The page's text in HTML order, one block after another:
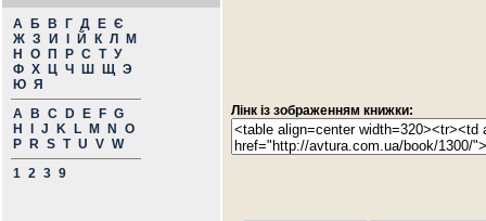
А Б В Г Д Е Є
Ж З И Й К Л
М
Н
О П Р С Т У
Ф Х Ц Ч Ш Щ Э
Ю Я
A
B C D E F G
H
J K L M N
O
P
R S T U V W
1 2 3 9
Лінк із зображенням книжки: